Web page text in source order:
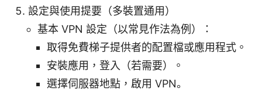
設定與使用提要（多裝置通用）
基本 VPN 設定（以常見作法為例）：
取得免費梯子提供者的配置檔或應用程式。
安裝應用，登入（若需要）。
選擇伺服器地點，啟用 VPN。